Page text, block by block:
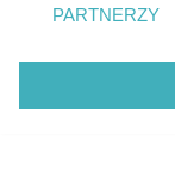
Cytuj
znajdujący się
przetwarzaniu.
PARTNERZY